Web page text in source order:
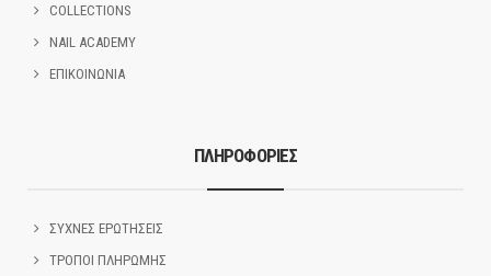
COLLECTIONS
NAIL ACADEMY
ΕΠΙΚΟΙΝΩΝΙΑ
ΠΛΗΡΟΦΟΡΙΕΣ
ΣΥΧΝΕΣ ΕΡΩΤΗΣΕΙΣ
ΤΡΟΠΟΙ ΠΛΗΡΩΜΗΣ